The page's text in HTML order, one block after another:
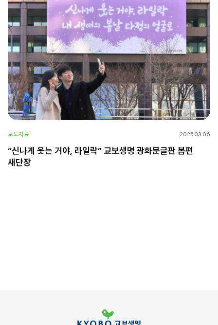
보도자료 2025.03.06
“신나게 웃는 거야, 라일락” 교보생명 광화문글판 봄편
새단장